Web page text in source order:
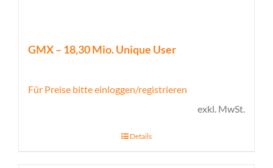
GMX – 18,30 Mio. Unique User
Für Preise bitte einloggen/registrieren
exkl. MwSt.
Details